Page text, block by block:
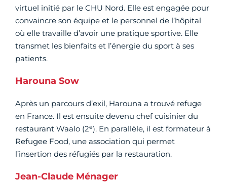
virtuel initié par le CHU Nord. Elle est engagée pour
convaincre son équipe et le personnel de l’hôpital
où elle travaille d’avoir une pratique sportive. Elle
transmet les bienfaits et l’énergie du sport à ses
patients.
Harouna Sow
Après un parcours d’exil, Harouna a trouvé refuge
en France. Il est ensuite devenu chef cuisinier du
restaurant Waalo (2e). En parallèle, il est formateur à
Refugee Food, une association qui permet
l’insertion des réfugiés par la restauration.
Jean-Claude Ménager